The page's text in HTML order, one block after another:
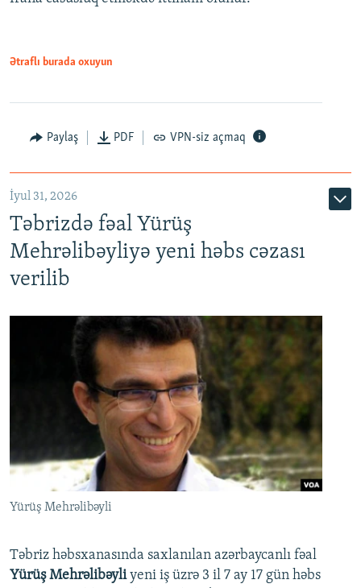
Ətraflı burada oxuyun
Paylaş PDF VPN-siz açmaq
İyul 31, 2026
Təbrizdə fəal Yürüş
Mehrəlibəyliyə yeni həbs cəzası
verilib
Yürüş Mehrəlibəyli
Təbriz həbsxanasında saxlanılan azərbaycanlı fəal
Yürüş Mehrəlibəyliyeni iş üzrə 3 il 7 ay 17 gün həbs